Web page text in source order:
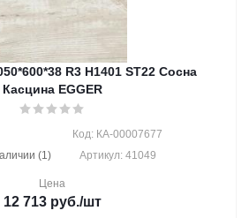
R3 H1401 ST22 Сосна
Касцина EGGER
(1)
Код: КА-00007677
Артикул: 41049
Цена
12 713руб./шт